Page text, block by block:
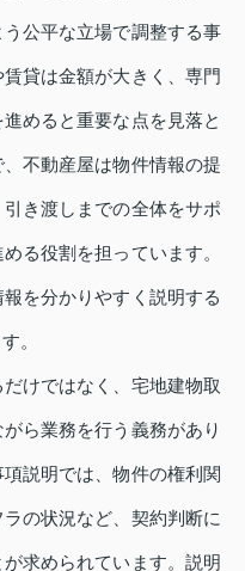
公平な立場で調整する事
貸は金額が大きく、専門
めると重要な点を見落と
不動産屋は物件情報の提
き渡しまでの全体をサポ
る役割を担っています。
を分かりやすく説明する
。
けではなく、宅地建物取
ら業務を行う義務があり
説明では、物件の権利関
の状況など、契約判断に
求められています。説明